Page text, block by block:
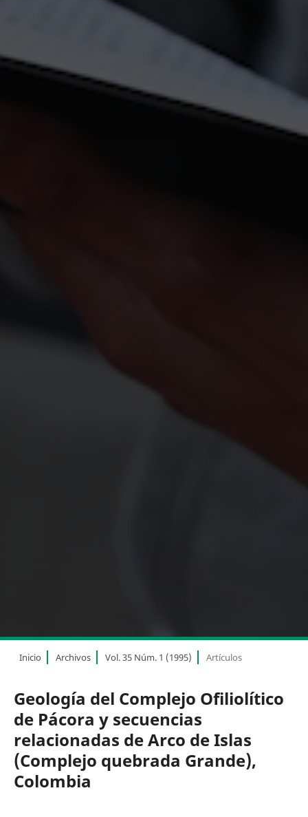
Inicio Archivos Vol. 35 Núm. 1 (1995) Artículos
Geología del Complejo Ofiliolítico
de Pácora y secuencias
relacionadas de Arco de Islas
(Complejo quebrada Grande),
Colombia